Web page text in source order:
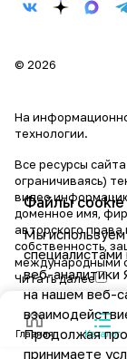
Главная Каталог
Файлы cookie
Мы
веб-аналитики
на нашем веб-
Продолжая
принимаете
© 2026
На
технологии.
Все ресурсы
ограничиваясь)
видео
доменное имя,
авторского
собственность,
международными
Читать далее